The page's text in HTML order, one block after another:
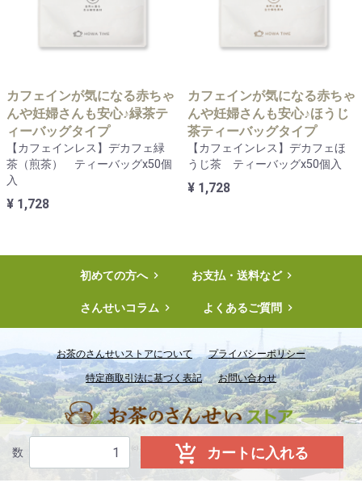
数  カートに入れる
カフェインが気になる赤ちゃ
んや妊婦さんも安心♪緑茶テ
ィーバッグタイプ
【カフェインレス】デカフェ緑
茶（煎茶） ティーバッグx50個
入
¥ 1,728
カフェインが気になる赤ちゃ
んや妊婦さんも安心♪ほうじ
茶ティーバッグタイプ
【カフェインレス】デカフェほ
うじ茶 ティーバッグx50個入
¥ 1,728
初めての方へ  お支払・送料など
さんせいコラム  よくあるご質問 
お茶のさんせいストアについて プライバシーポリシー
特定商取引法に基づく表記 お問い合わせ
copyright (c) お茶のさんせいストア all rights reserved.